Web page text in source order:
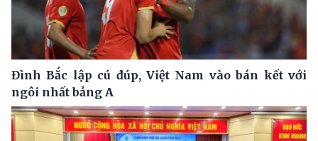
Đình Bắc lập cú đúp, Việt Nam vào bán kết với
ngôi nhất bảng A